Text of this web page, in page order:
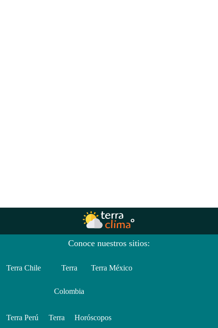
Conoce nuestros sitios:
Terra Chile Terra
Colombia
Terra México
Terra Perú Terra Horóscopos